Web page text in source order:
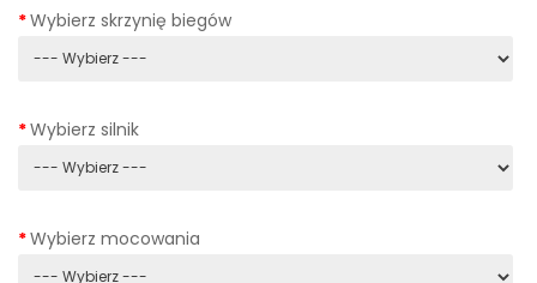
Wybierz skrzynię biegów
Wybierz silnik
Wybierz mocowania